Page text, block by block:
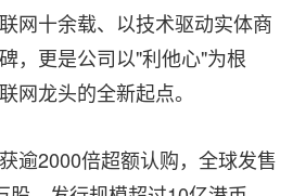
网十余载、以技术驱动实体商
，更是公司以"利他心"为根
网龙头的全新起点。
逾2000倍超额认购，全球发售